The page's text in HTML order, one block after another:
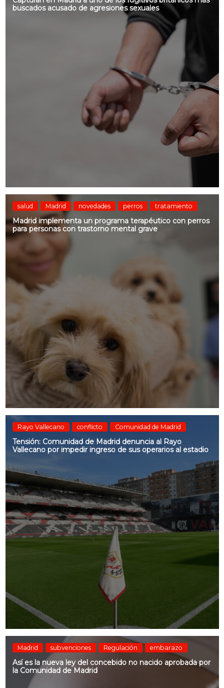
buscados acusado de agresiones sexuales
salud Madrid novedades perros tratamiento
Madrid implementa un programa terapéutico con perros
para personas con trastorno mental grave
Rayo Vallecano conflicto Comunidad de Madrid
Tensión: Comunidad de Madrid denuncia al Rayo
Vallecano por impedir ingreso de sus operarios al estadio
Madrid subvenciones Regulación embarazo
Así es la nueva ley del concebido no nacido aprobada por
la Comunidad de Madrid